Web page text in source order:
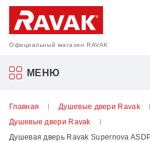
Официальный магазин RAVAK
МЕНЮ
Акриловые ванны Ravak
Шторки для ванн
Главная Душевые двери Ravak
Душевые двери Ravak
Душевая дверь Ravak Supernova